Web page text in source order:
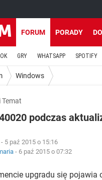
FORUM PORADY
GRY WHATSAPP SPOTIFY
Windows
Temat
podczas
- 5 paź 2015 o 15:16
- 6 paź 2015 o 07:32
upgradu się pojawia